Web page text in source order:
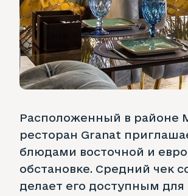
Расположенный в районе
ресторан Granat
блюдами восточной и
обстановке. Средний чек
делает его доступным